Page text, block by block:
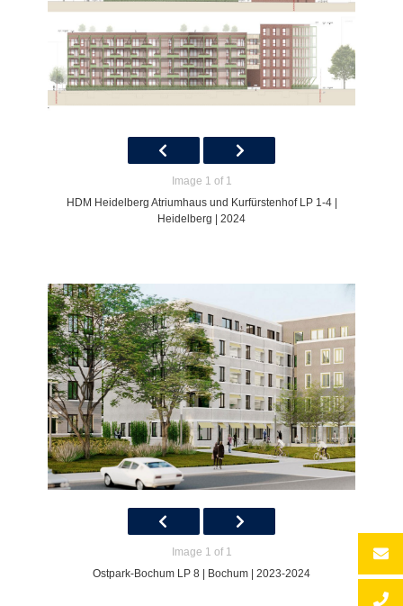
Image 1 of 1
HDM Heidelberg Atriumhaus und Kurfürstenhof LP 1-4 |
Heidelberg | 2024
Image 1 of 1
Ostpark-Bochum LP 8 | Bochum | 2023-2024